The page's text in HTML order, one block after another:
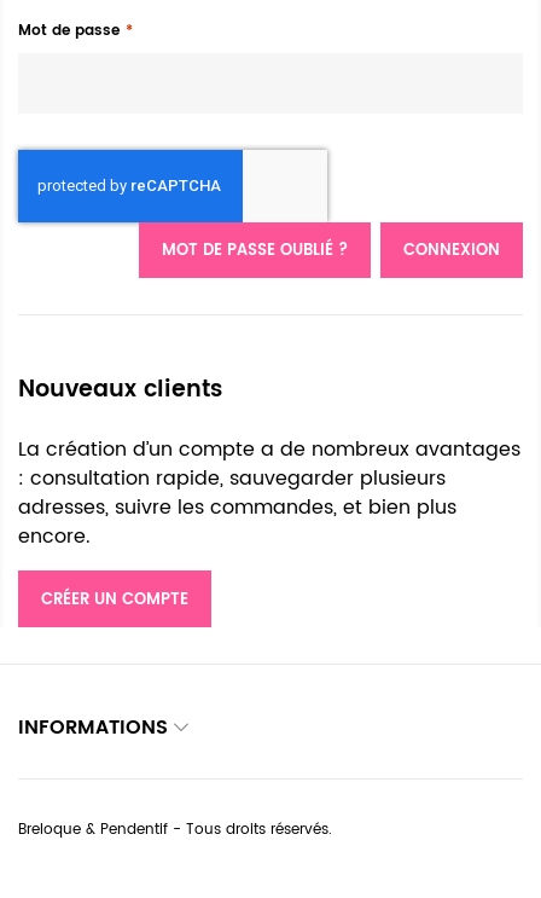
Mot de passe
CONNEXION
MOT DE PASSE OUBLIÉ ?
Nouveaux clients
La création d’un compte a de nombreux avantages
: consultation rapide, sauvegarder plusieurs
adresses, suivre les commandes, et bien plus
encore.
CRÉER UN COMPTE
INFORMATIONS
Breloque & Pendentif - Tous droits réservés.